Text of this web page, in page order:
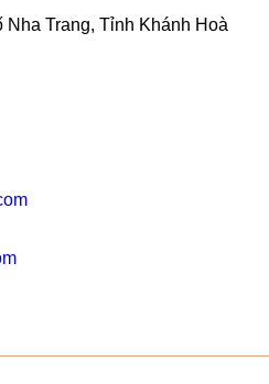
Trang, Tỉnh Khánh Hoà